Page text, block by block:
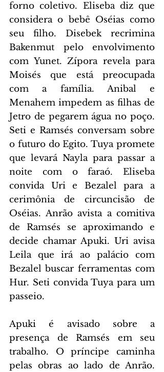
forno coletivo. Eliseba diz que
considera o bebê Oséias como
seu filho. Disebek recrimina
Bakenmut pelo envolvimento
com Yunet. Zípora revela para
Moisés que está preocupada
com a família. Anibal e
Menahem impedem as filhas de
Jetro de pegarem água no poço.
Seti e Ramsés conversam sobre
o futuro do Egito. Tuya promete
que levará Nayla para passar a
noite com o faraó. Eliseba
convida Uri e Bezalel para a
cerimônia de circuncisão de
Oséias. Anrão avista a comitiva
de Ramsés se aproximando e
decide chamar Apuki. Uri avisa
Leila que irá ao palácio com
Bezalel buscar ferramentas com
Hur. Seti convida Tuya para um
passeio.
Apuki é avisado sobre a
presença de Ramsés em seu
trabalho. O príncipe caminha
pelas obras ao lado de Anrão.